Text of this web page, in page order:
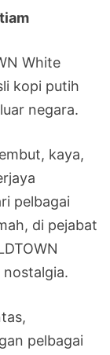
White
kopi putih
negara.
kaya,
pelbagai
di pejabat
pelbagai